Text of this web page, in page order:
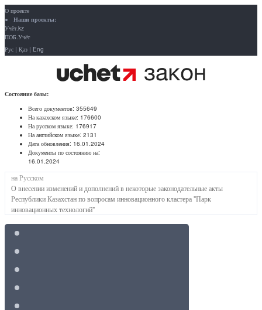
О проекте
Наши проекты:
Учёт.kz
ПОБ.Учёт
Рус | Қаз | Eng
Состояние базы:
Всего документов: 355649
На казахском языке: 176600
На русском языке: 176917
На английском языке: 2131
Дата обновления: 16.01.2024
Документы по состоянию на:
16.01.2024
на Русском
О внесении изменений и дополнений в некоторые законодательные акты
Республики Казахстан по вопросам инновационного кластера "Парк
инновационных технологий"